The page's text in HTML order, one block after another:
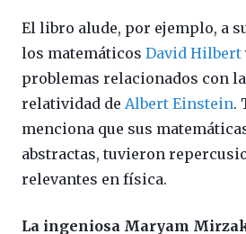
El libro alude, por ejemplo, a
los matemáticos David Hilbert
problemas relacionados con
relatividad de Albert Einstein.
menciona que sus
abstractas, tuvieron
relevantes en física.
La ingeniosa Maryam